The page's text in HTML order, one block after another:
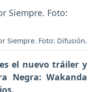
Siempre. Foto: Difusión.
el nuevo tráiler y
Negra: Wakanda